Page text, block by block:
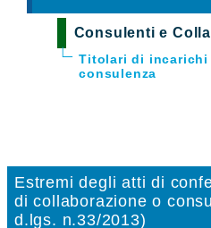
Consulenti e
Titolari di incarichi
consulenza
Estremi degli atti di
di collaborazione o
d.lgs. n.33/2013)